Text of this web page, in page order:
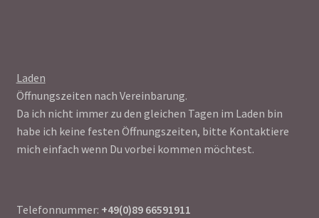
Laden
Öffnungszeiten nach Vereinbarung.
Da ich nicht immer zu den gleichen Tagen im Laden bin
habe ich keine festen Öffnungszeiten, bitte Kontaktiere
mich einfach wenn Du vorbei kommen möchtest.
Telefonnummer: +49(0)89 66591911